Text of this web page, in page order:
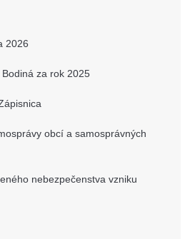
2026
za rok 2025
obcí a samosprávných
nebezpečenstva vzniku